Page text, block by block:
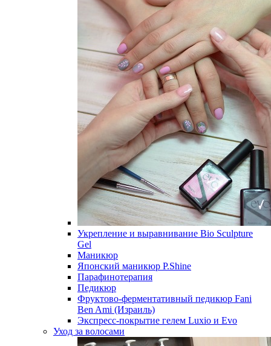
Укрепление и выравнивание Bio Sculpture
Gel
Маникюр
Японский маникюр P.Shine
Парафинотерапия
Педикюр
Фруктово-ферментативный педикюр Fani
Ben Ami (Израиль)
Экспресс-покрытие гелем Luxio и Evo
Уход за волосами